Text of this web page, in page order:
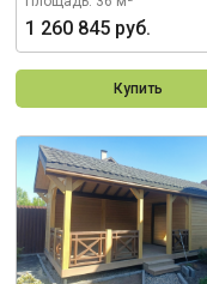
1 260 845 руб.
Купить